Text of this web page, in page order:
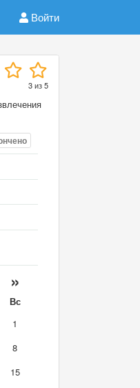
Войти
3из5
»
Вс
1
8
15